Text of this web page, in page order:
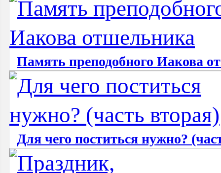
Память преподобного Иакова
Для чего поститься нужно?